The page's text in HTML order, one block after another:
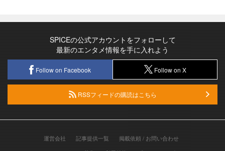
SPICEの公式アカウントをフォローして
最新のエンタメ情報を手に入れよう
Follow on Facebook Follow on X
RSSフィードの購読はこちら
運営会社 記事提供一覧
掲載依頼 / お問い合わせ